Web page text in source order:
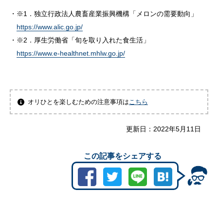
※1．独立行政法人農畜産業振興機構「メロンの需要動向」
https://www.alic.go.jp/
※2．厚生労働省「旬を取り入れた食生活」
https://www.e-healthnet.mhlw.go.jp/
オリひとを楽しむための注意事項はこちら
更新日： 2022年5月11日
この記事をシェアする